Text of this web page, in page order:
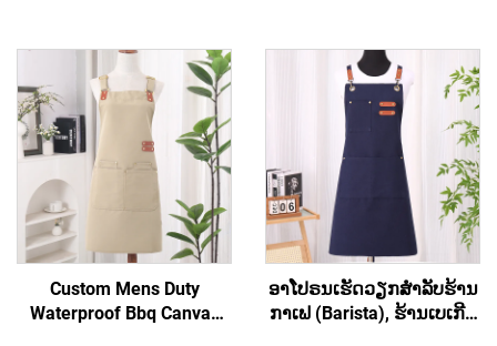
Custom Mens Duty
Waterproof Bbq Canvas
ອາໂປຣນເຮັດວຽກສຳລັບຮ້ານ
ກາເຟ (Barista), ຮ້ານເບເກີຣີ່